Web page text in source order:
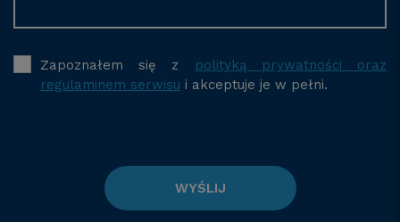
Zapoznałem się z
polityką prywatności oraz
regulaminem serwisu i akceptuje je w pełni.